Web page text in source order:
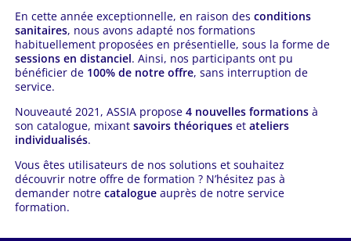
En cette année exceptionnelle, en raison des conditions
sanitaires, nous avons adapté nos formations
habituellement proposées en présentielle, sous la forme de
sessions en distanciel. Ainsi, nos participants ont pu
bénéficier de 100% de notre offre, sans interruption de
service.
Nouveauté 2021, ASSIA propose 4 nouvelles formationsà
son catalogue, mixant savoirs théoriquesetateliers
individualisés.
Vous êtes utilisateurs de nos solutions et souhaitez
découvrir notre offre de formation ? N’hésitez pas à
demander notre catalogue auprès de notre service
formation.